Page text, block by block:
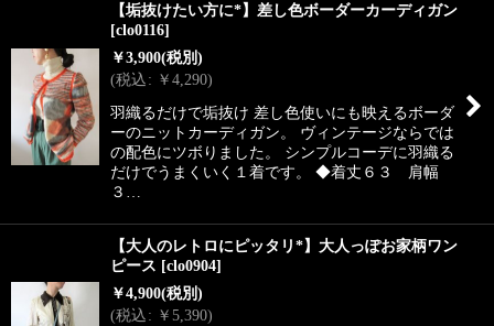
【垢抜けたい方に*】差し色ボーダーカーディガン
[clo0116]
￥3,900(税別)
(税込: ￥4,290)
羽織るだけで垢抜け 差し色使いにも映えるボーダ
ーのニットカーディガン。 ヴィンテージならでは
の配色にツボりました。 シンプルコーデに羽織る
だけでうまくいく１着です。 ◆着丈６３ 肩幅
３…
【大人のレトロにピッタリ*】大人っぽお家柄ワン
ピース [clo0904]
￥4,900(税別)
(税込: ￥5,390)